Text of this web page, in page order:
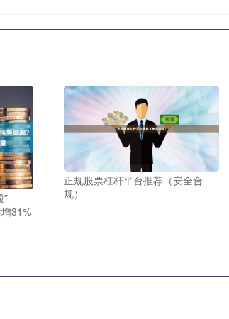
”
31%
正规股票杠杆平台推荐（安全合
规）